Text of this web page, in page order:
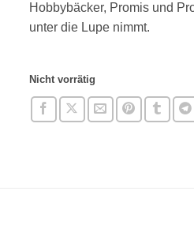
Hobbybäcker, Promis und
unter die Lupe nimmt.
Nicht vorrätig